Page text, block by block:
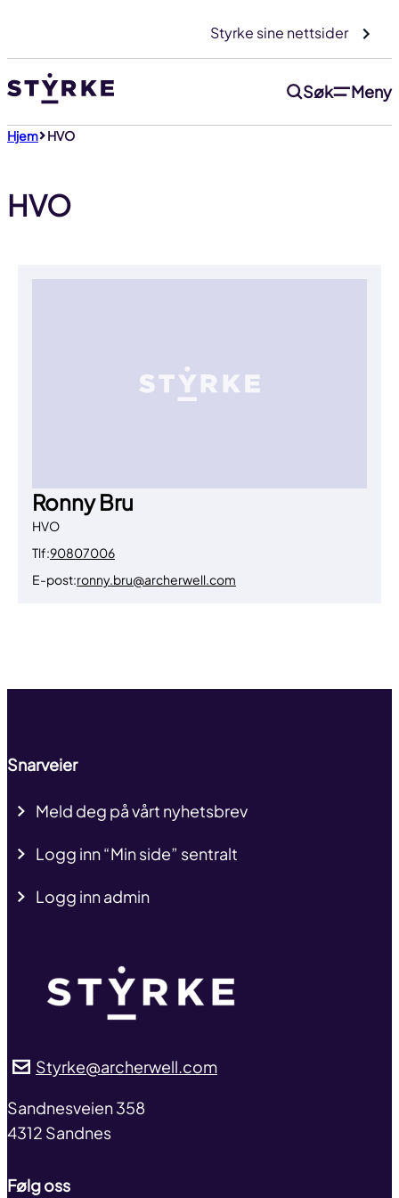
innhold
Styrke sine nettsider
Søk Meny
Hjem HVO
HVO
Ronny Bru
HVO
Tlf:90807006
E-post:ronny.bru@archerwell.com
Snarveier
Meld deg på vårt nyhetsbrev
Logg inn “Min side” sentralt
Logg inn admin
Styrke@archerwell.com
address
Sandnesveien 358
4312 Sandnes
Følg oss